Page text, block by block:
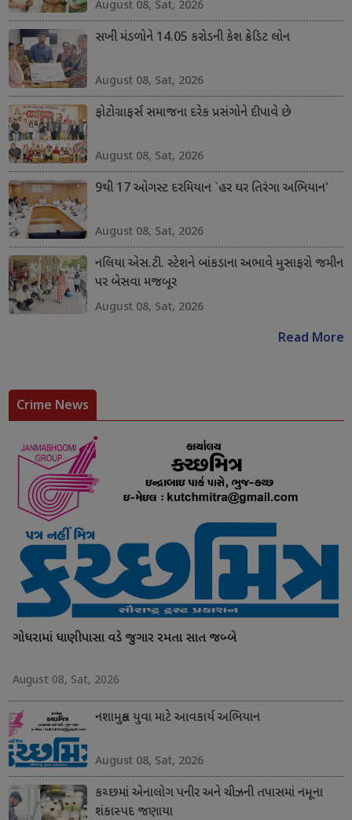
August 08, Sat, 2026
સખી મંડળોને 14.05 કરોડની કેશ ક્રેડિટ લોન
August 08, Sat, 2026
ફોટોગ્રાફર્સ સમાજના દરેક પ્રસંગોને દીપાવે છે
August 08, Sat, 2026
9થી 17 ઓગસ્ટ દરમિયાન `હર ઘર તિરંગા અભિયાન'
August 08, Sat, 2026
નલિયા એસ.ટી. સ્ટેશને બાંકડાના અભાવે મુસાફરો જમીન
પર બેસવા મજબૂર
August 08, Sat, 2026
Read More
Crime News
ગોધરામાં ધાણીપાસા વડે જુગાર રમતા સાત જબ્બે
August 08, Sat, 2026
નશામુક્ત યુવા માટે આવકાર્ય અભિયાન
August 08, Sat, 2026
કચ્છમાં એનાલોગ પનીર અને ચીઝની તપાસમાં નમૂના
શંકાસ્પદ જણાયા